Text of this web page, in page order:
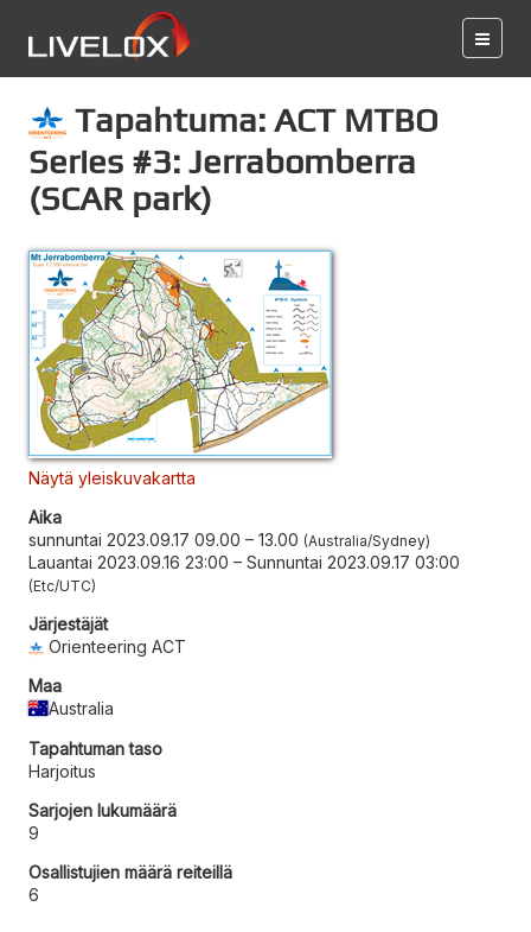
Tapahtuma: ACT MTBO
Series #3: Jerrabomberra
(SCAR park)
Näytä yleiskuvakartta
Aika
sunnuntai 2023.09.17 09.00 – 13.00 Australia/Sydney
Lauantai 2023.09.16 23:00 – Sunnuntai 2023.09.17 03:00
Etc/UTC
Järjestäjät
Orienteering ACT
Maa
Australia
Tapahtuman taso
Harjoitus
Sarjojen lukumäärä
9
Osallistujien määrä reiteillä
6